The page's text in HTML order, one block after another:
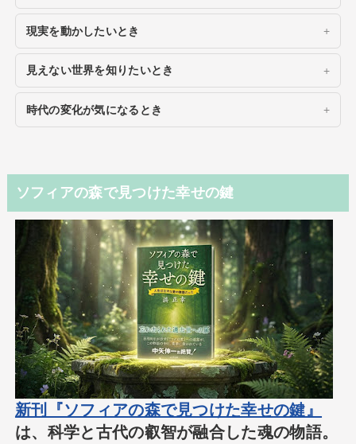
現実を動かしたいとき
見えない世界を知りたいとき
時代の変化が気になるとき
ソフィアの森で見つけた幸せの鍵
新刊『ソフィアの森で見つけた幸せの鍵』
は、科学と古代の叡智が融合した魂の物語。